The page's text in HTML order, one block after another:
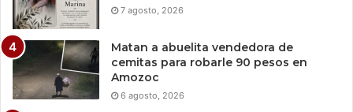
7 agosto, 2026
Matan a abuelita vendedora de
cemitas para robarle 90 pesos en
Amozoc
6 agosto, 2026